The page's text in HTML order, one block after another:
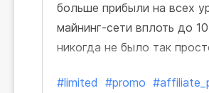
больше прибыли на всех
майнинг-сети вплоть до
никогда не было так
#limited #promo